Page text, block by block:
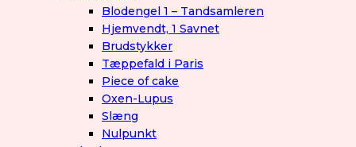
Blodengel 1 – Tandsamleren
Hjemvendt, 1 Savnet
Brudstykker
Tæppefald i Paris
Piece of cake
Oxen-Lupus
Slæng
Nulpunkt